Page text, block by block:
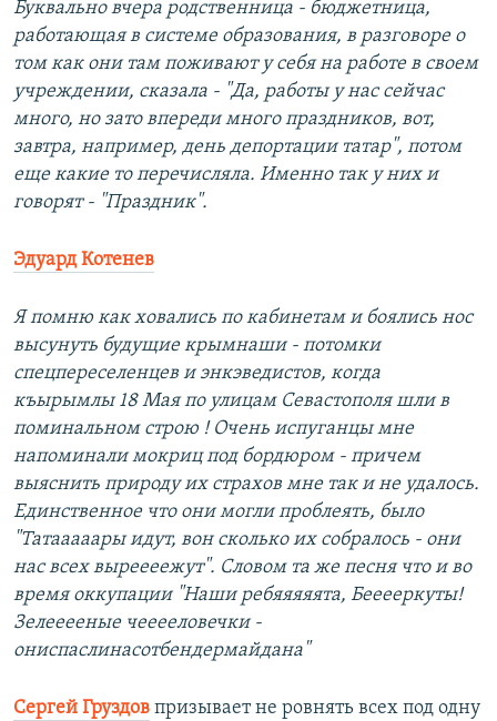
Буквально вчера родственница - бюджетница,
работающая в системе образования, в разговоре о
том как они там поживают у себя на работе в своем
учреждении, сказала - "Да, работы у нас сейчас
много, но зато впереди много праздников, вот,
завтра, например, день депортации татар", потом
еще какие то перечисляла. Именно так у них и
говорят - "Праздник".
Эдуард Котенев
Я помню как ховались по кабинетам и боялись нос
высунуть будущие крымнаши - потомки
спецпереселенцев и энкэведистов, когда
къырымлы 18 Мая по улицам Севастополя шли в
поминальном строю ! Очень испуганцы мне
напоминали мокриц под бордюром - причем
выяснить природу их страхов мне так и не удалось.
Единственное что они могли проблеять, было
"Татааааары идут, вон сколько их собралось - они
нас всех выреееежут". Словом та же песня что и во
время оккупации "Наши ребяяяяята, Бееееркуты!
Зелееееные чееееловечки -
ониспаслинасотбендермайдана"
Сергей Груздов призывает не ровнять всех под одну